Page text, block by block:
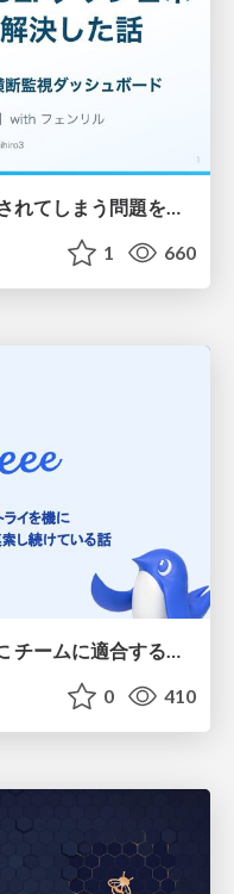
1 660
仕様駆動開発へのトライを機に チームに適合する手法を模索し続けている話
0 410